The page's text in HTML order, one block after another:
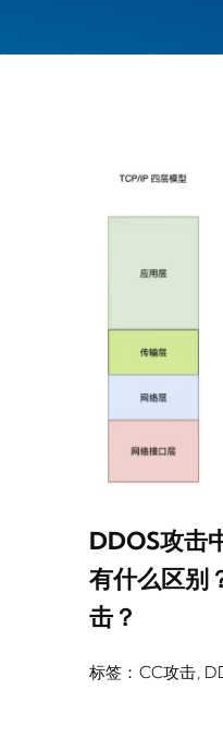
DDOS攻击
有什么区别
击？
标签： CC攻击,